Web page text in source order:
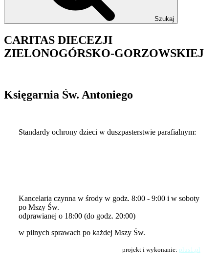
Szukaj
CARITAS DIECEZJI
ZIELONOGÓRSKO-GORZOWSKIEJ
Księgarnia Św. Antoniego
Standardy ochrony dzieci w duszpasterstwie parafialnym:
Kancelaria czynna w środy w godz. 8:00 - 9:00 i w soboty
po Mszy Św.
odprawianej o 18:00 (do godz. 20:00)
w pilnych sprawach po każdej Mszy Św.
projekt i wykonanie: plus1.pl